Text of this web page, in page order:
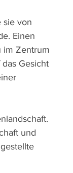
sie von
Einen
im Zentrum
Gesicht
und